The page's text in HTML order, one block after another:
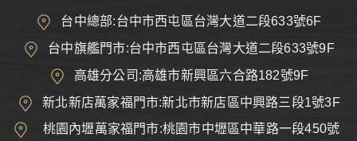
台中總部:台中市西屯區台灣大道二段633號6F
台中旗艦門市:台中市西屯區台灣大道二段633號9F
高雄分公司:高雄市新興區六合路182號9F
新北新店萬家福門市:新北市新店區中興路三段1號3F
桃園內壢萬家福門市:桃園市中壢區中華路一段450號